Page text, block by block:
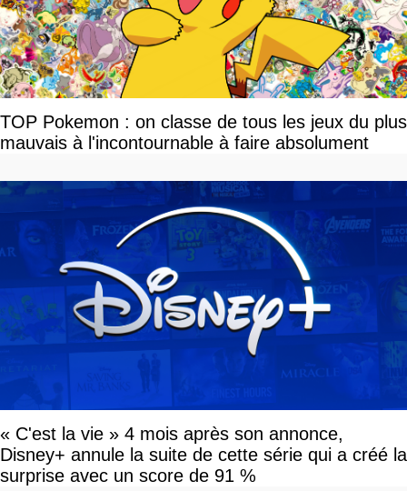
TOP Pokemon : on classe de tous les jeux du plus
mauvais à l'incontournable à faire absolument
« C'est la vie » 4 mois après son annonce,
Disney+ annule la suite de cette série qui a créé la
surprise avec un score de 91 %